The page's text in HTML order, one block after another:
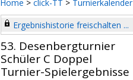
Home > click-TT > Turnierkalender
Ergebnishistorie freischalten ...
53. Desenbergturnier
Schüler C Doppel
Turnier-Spielergebnisse